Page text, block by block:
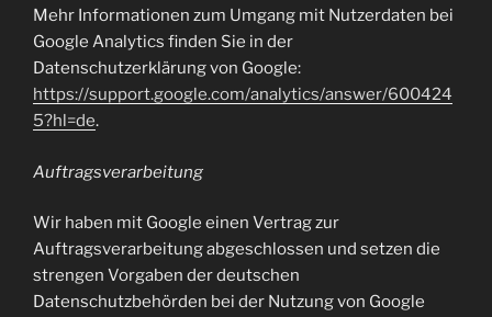
Mehr Informationen zum Umgang mit Nutzerdaten bei
Google Analytics finden Sie in der
Datenschutzerklärung von Google:
https://support.google.com/analytics/answer/600424
5?hl=de.
Auftragsverarbeitung
Wir haben mit Google einen Vertrag zur
Auftragsverarbeitung abgeschlossen und setzen die
strengen Vorgaben der deutschen
Datenschutzbehörden bei der Nutzung von Google